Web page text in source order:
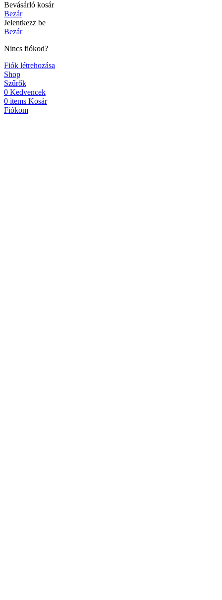
Bevásárló kosár
Bezár
Jelentkezz be
Bezár
Nincs fiókod?
Fiók létrehozása
Shop
Szűrők
0 Kedvencek
0 items Kosár
Fiókom